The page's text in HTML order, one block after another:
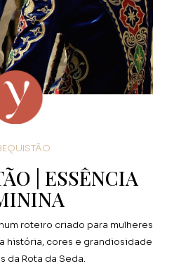
| ESSÊNCIA
roteiro criado para mulheres
história, cores e grandiosidade
da Rota da Seda.